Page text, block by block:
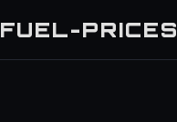
FUEL-PRICES